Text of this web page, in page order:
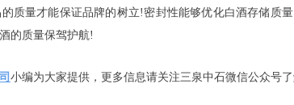
质量才能保证品牌的树立!密封性能够优化白酒存储质
的质量保驾护航!
小编为大家提供，更多信息请关注三泉中石微信公众号了